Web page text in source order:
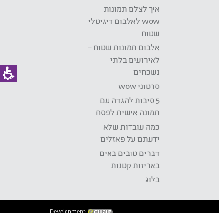
איך לצלם תמונות
wow לאלבום דיגיטלי
שטוח
אלבום תמונות שטוח –
לאירועים בלתי
נשכחים
סרטוני wow
5 סיבות להגדה עם
תמונה אישית לפסח
כמה עובדות שלא
ידעתם על פאזלים
דברים טובים באים
באריזות קטנות
בלוג
Development: